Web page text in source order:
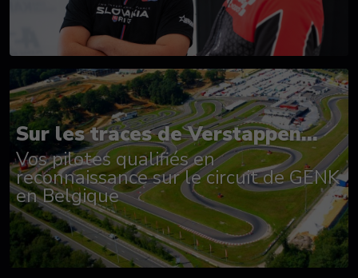
Sur les traces de Verstappen...
Vos pilotes qualifiés en
reconnaissance sur le circuit de GENK
en Belgique